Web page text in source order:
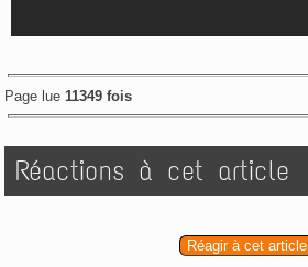
Page lue 11349 fois
Réactions à cet article
Réagir à cet article